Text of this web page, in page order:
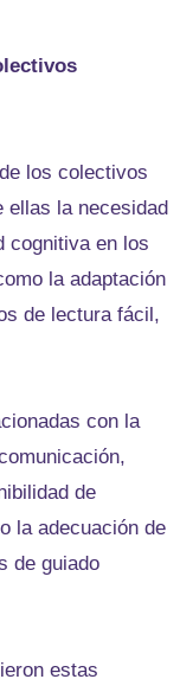
los colectivos
ellas la necesidad
cognitiva en los
la adaptación
de lectura fácil,
con la
de
la adecuación de
de guiado
estas